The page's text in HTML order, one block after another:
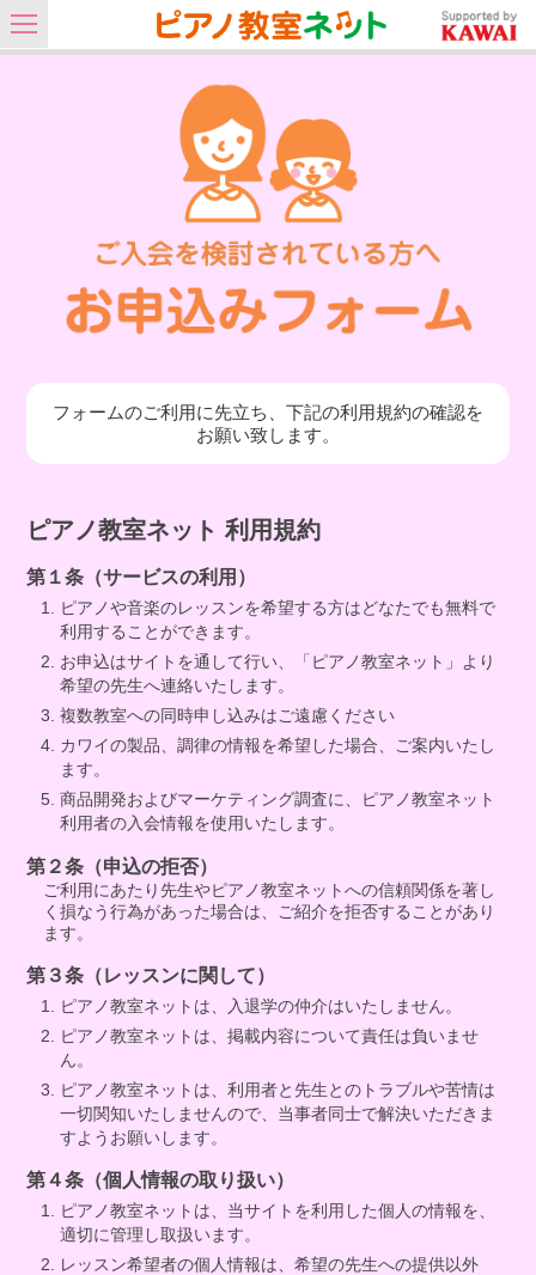
フォームのご利用に先立ち、下記の利用規約の確認を
お願い致します。
ピアノ教室ネット 利用規約
第１条（サービスの利用）
ピアノや音楽のレッスンを希望する方はどなたでも無料で
利用することができます。
お申込はサイトを通して行い、「ピアノ教室ネット」より
希望の先生へ連絡いたします。
複数教室への同時申し込みはご遠慮ください
カワイの製品、調律の情報を希望した場合、ご案内いたし
ます。
商品開発およびマーケティング調査に、ピアノ教室ネット
利用者の入会情報を使用いたします。
第２条（申込の拒否）
ご利用にあたり先生やピアノ教室ネットへの信頼関係を著し
く損なう行為があった場合は、ご紹介を拒否することがあり
ます。
第３条（レッスンに関して）
ピアノ教室ネットは、入退学の仲介はいたしません。
ピアノ教室ネットは、掲載内容について責任は負いませ
ん。
ピアノ教室ネットは、利用者と先生とのトラブルや苦情は
一切関知いたしませんので、当事者同士で解決いただきま
すようお願いします。
第４条（個人情報の取り扱い）
ピアノ教室ネットは、当サイトを利用した個人の情報を、
適切に管理し取扱います。
レッスン希望者の個人情報は、希望の先生への提供以外